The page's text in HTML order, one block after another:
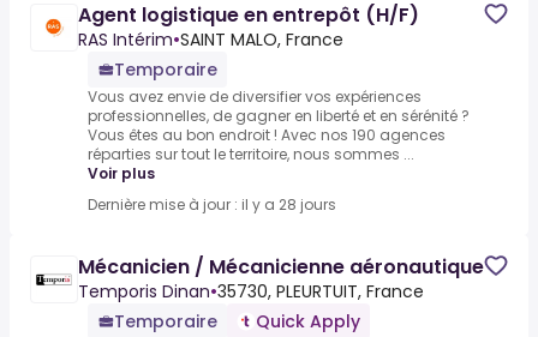
Agent logistique en entrepôt (H/F)
RAS Intérim•SAINT MALO, France
Temporaire
Vous avez envie de diversifier vos expériences
professionnelles, de gagner en liberté et en sérénité ?
Vous êtes au bon endroit ! Avec nos 190 agences
réparties sur tout le territoire, nous sommes ...
Voir plus
Dernière mise à jour : il y a 28 jours
Mécanicien / Mécanicienne aéronautique
Temporis Dinan•35730, PLEURTUIT, France
Temporaire
Quick Apply